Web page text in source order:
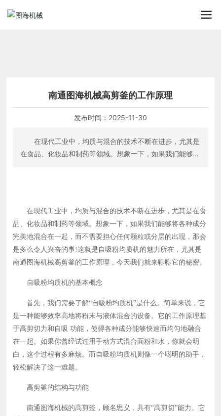
星空平台app_星空(中国)
南通图海机械高剪釜的工作原理
发布时间： 2025-11-30
在现代工业中，均质与混合的技术不断在进步，尤其是
在食品、化妆品和制药等领域。想象一下，如果我们能够将
先，我们需要了解“自吸粉均质机”是什么。简单来说，它是
一种能够效率高地将粉末与液体混合的设备。它的工作原理
基于高剪切力和自吸 功能，使得各种成分能够快速而均匀
地融合在一起。如果你曾经试过用手动方式混合面粉和水，
你就会明白，这个过程有多麻烦。而自吸粉均质机则像一个
聪明的助手，轻松解决了这一难题。 高剪釜的结构与功
力。它的主要结构包括转子和定子，转子高速旋转，带动液
体和粉末流动，从而产生强大的剪切力。这种剪切力就像是
把食材放进了一个
在现代工业中，均质与混合的技术不断在进步，尤其是在食
品、化妆品和制药等领域。想象一下，如果我们能够将各种成分
完美地混合在一起，而不需要担心任何颗粒或分层的出现，那会
是多么令人兴奋的事!这就是自吸粉均质机的魅力所在，尤其是
南通图海机械高剪釜的工作原理，今天我们就来聊聊它的秘密。
自吸粉均质机的基本概念
首先，我们需要了解“自吸粉均质机”是什么。简单来说，它
是一种能够效率高地将粉末与液体混合的设备。它的工作原理基
于高剪切力和自吸 功能，使得各种成分能够快速而均匀地融合
在一起。如果你曾经试过用手动方式混合面粉和水，你就会明
白，这个过程有多麻烦。而自吸粉均质机则像一个聪明的助手，
轻松解决了这一难题。
高剪釜的结构与功能
南通图海机械的高剪釜，顾名思义，具有“高剪切”能力。它